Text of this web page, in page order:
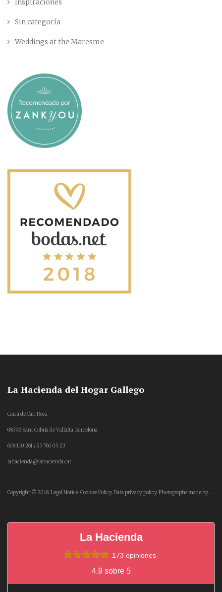
Inspiraciones
Sin categoría
Weddings at the Maresme
La Hacienda del Hogar Gallego
Camí de Can Roca
08396 Sant Cebrià de Vallalta, Barcelona
608 110 261 / 93 760 05 23
lahacienda@lahacienda.cat
Copyright © 2018.Legal Notice.Cookies Policy.Data privacy policy.Photographs made by ...
La Hacienda
173 opiniones
4.9 sobre 5